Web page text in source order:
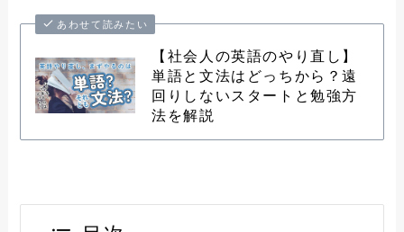
あわせて読みたい
【社会人の英語のやり直し】
単語と文法はどっちから？遠
回りしないスタートと勉強方
法を解説